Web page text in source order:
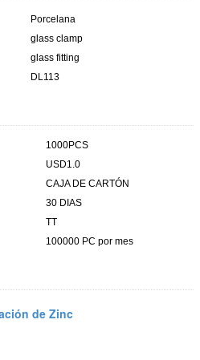
Porcelana
glass clamp
glass fitting
DL113
1000PCS
USD1.0
CAJA DE CARTÓN
30 DIAS
TT
100000 PC por mes
de Zinc